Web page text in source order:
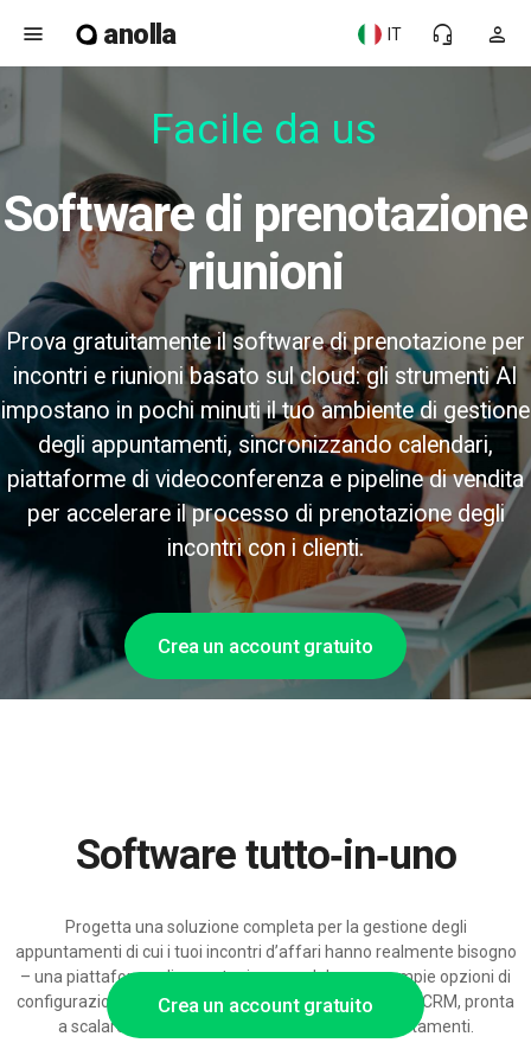
menu anolla person
headset_mic
IT
Facile da usar
Software di prenotazione
riunioni
Prova gratuitamente il software di prenotazione per
incontri e riunioni basato sul cloud: gli strumenti AI
impostano in pochi minuti il tuo ambiente di gestione
degli appuntamenti, sincronizzando calendari,
piattaforme di videoconferenza e pipeline di vendita
per accelerare il processo di prenotazione degli
incontri con i clienti.
Crea un account gratuito
Crea un account gratuito
Software tutto‑in‑uno
Progetta una soluzione completa per la gestione degli
appuntamenti di cui i tuoi incontri d’affari hanno realmente bisogno
– una piattaforma di prenotazione modulare con ampie opzioni di
configurazione, integrazioni calendario e automazioni CRM, pronta
a scalare con l’aumento del volume degli appuntamenti.